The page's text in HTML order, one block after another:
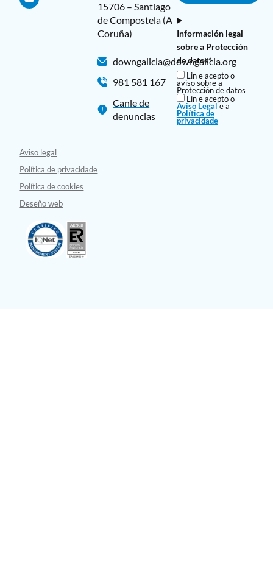
15706 – Santiago
de Compostela (A
Coruña)
downgalicia@downgalicia.org
981 581 167
Canle de
denuncias
Información legal
sobre a Protección
de datos*
Lin e acepto o
aviso sobre a
Protección de datos
Lin e acepto o
Aviso Legale a
Política de
privacidade
Aviso legal
Política de privacidade
Política de cookies
Deseño web